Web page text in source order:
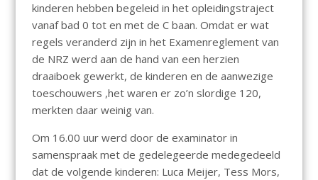
kinderen hebben begeleid in het opleidingstraject
vanaf bad 0 tot en met de C baan. Omdat er wat
regels veranderd zijn in het Examenreglement van
de NRZ werd aan de hand van een herzien
draaiboek gewerkt, de kinderen en de aanwezige
toeschouwers ,het waren er zo’n slordige 120,
merkten daar weinig van.
Om 16.00 uur werd door de examinator in
samenspraak met de gedelegeerde medegedeeld
dat de volgende kinderen: Luca Meijer, Tess Mors,